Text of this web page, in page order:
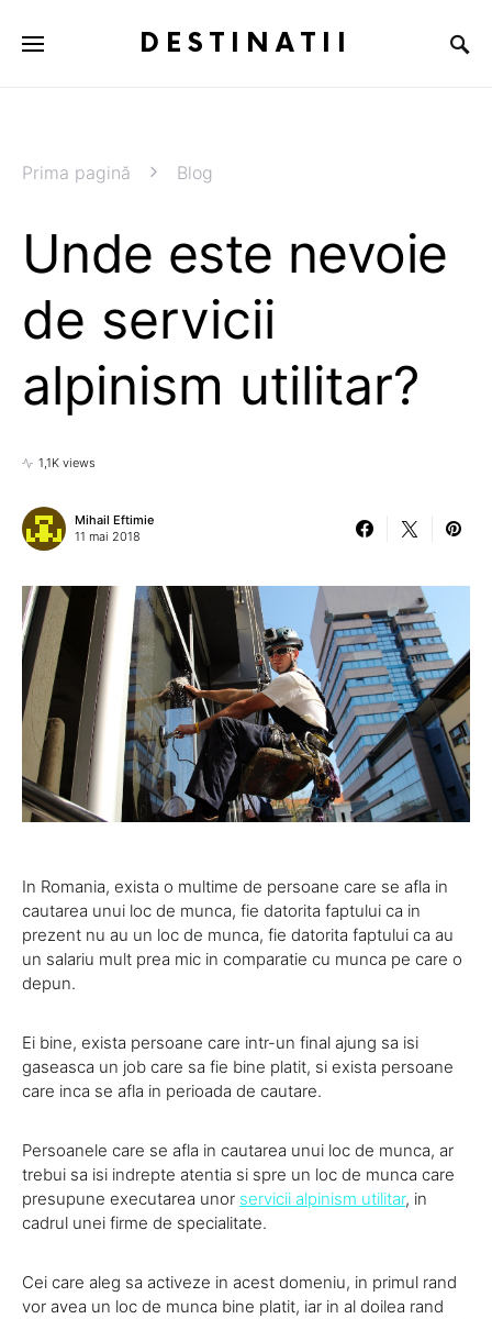
DESTINATII
Prima pagină Blog
Unde este nevoie
de servicii
alpinism utilitar?
1,1K views
Mihail Eftimie
11 mai 2018
In Romania, exista o multime de persoane care se afla in
cautarea unui loc de munca, fie datorita faptului ca in
prezent nu au un loc de munca, fie datorita faptului ca au
un salariu mult prea mic in comparatie cu munca pe care o
depun.
Ei bine, exista persoane care intr-un final ajung sa isi
gaseasca un job care sa fie bine platit, si exista persoane
care inca se afla in perioada de cautare.
Persoanele care se afla in cautarea unui loc de munca, ar
trebui sa isi indrepte atentia si spre un loc de munca care
presupune executarea unor servicii alpinism utilitar, in
cadrul unei firme de specialitate.
Cei care aleg sa activeze in acest domeniu, in primul rand
vor avea un loc de munca bine platit, iar in al doilea rand